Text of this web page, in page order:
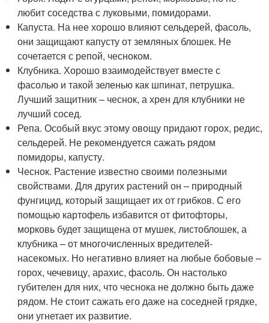
любит соседства с луковыми, помидорами.
Капуста. На нее хорошо влияют сельдерей, фасоль,
они защищают капусту от земляных блошек. Не
сочетается с репой, чесноком.
Клубника. Хорошо взаимодействует вместе с
фасолью и такой зеленью как шпинат, петрушка.
Лучший защитник – чеснок, а хрен для клубники не
лучший сосед.
Репа. Особый вкус этому овощу придают горох, редис,
сельдерей. Не рекомендуется сажать рядом
помидоры, капусту.
Чеснок. Растение известно своими полезными
свойствами. Для других растений он – природный
фунгицид, который защищает их от грибков. С его
помощью картофель избавится от фитофторы,
морковь будет защищена от мушек, листоблошек, а
клубника – от многочисленных вредителей-
насекомых. Но негативно влияет на любые бобовые –
горох, чечевицу, арахис, фасоль. Он настолько
губителен для них, что чеснока не должно быть даже
рядом. Не стоит сажать его даже на соседней грядке,
они угнетает их развитие.